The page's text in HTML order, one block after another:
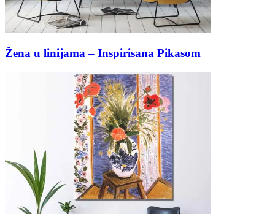
Žena u linijama – Inspirisana Pikasom